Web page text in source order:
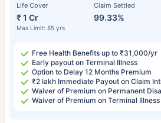
Life Cover
₹ 1 Cr
Max Limit: 85 yrs
Claim Settled
99.33%
Free Health Benefits up to ₹31,000/yr
Early payout on Terminal Illness
Option to Delay 12 Months Premium
₹2 lakh Immediate Payout on Claim
Waiver of Premium on Permanent
Waiver of Premium on Terminal Illness